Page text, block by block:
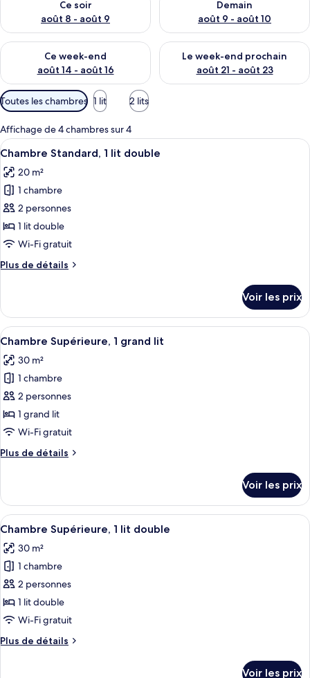
Ce soir
août 8 - août 9
Demain
août 9 - août 10
Ce week-end
août 14 - août 16
Vérifier la disponibilité pour ce week-end août 14 - août 16
Le week-end prochain
août 21 - août 23
Vérifier la disponibilité pour
Filtres
disponibles
pour
les
chambres
Toutes les chambres 1 lit 2 lits
Affichage de 4 chambres sur 4
Afficher
toutes
les
photos
pour
ce
type
chambre :
lit
double
Une chambre d’hôtel moderne
8
Chambre Standard, 1 lit double
20 m²
1 chambre
2 personnes
1 lit double
Wi-Fi gratuit
Plus de détails
Plus
le
type
de
Chambre
Standard,
lit
double
Voir les prix
Afficher
toutes
les
photos
pour
ce
type
chambre :
grand
lit
Une chambre d’hôtel moderne
5
Chambre Supérieure, 1 grand lit
30 m²
1 chambre
2 personnes
1 grand lit
Wi-Fi gratuit
Plus de détails
Plus
le
type
de
Chambre
Supérieure,
grand
lit
Voir les prix
Afficher
toutes
les
photos
pour
ce
type
chambre :
Une chambre d’hôtel moderne
4
Chambre Supérieure, 1 lit double
30 m²
1 chambre
2 personnes
1 lit double
Wi-Fi gratuit
Plus de détails
Plus
Voir les prix